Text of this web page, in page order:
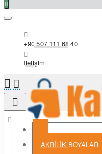
+90 507 111 68 40
İletişim
AKRİLİK BOYALAR